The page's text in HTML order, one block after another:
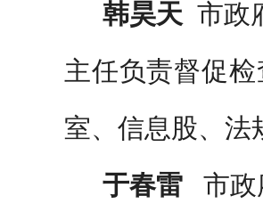
韩昊天 市政
主任负责督促
室、信息股、法
于春雷
市政